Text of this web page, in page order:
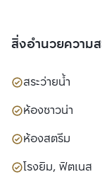
สิ่งอำนวยความ
สระว่ายน้ำ
ห้องซาวน่า
ห้องสตรีม
โรงยิม, ฟิตเนส